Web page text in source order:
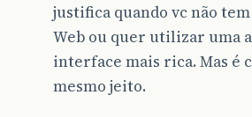
justifica quando vc não
Web ou quer utilizar uma
interface mais rica. Mas é
mesmo jeito.